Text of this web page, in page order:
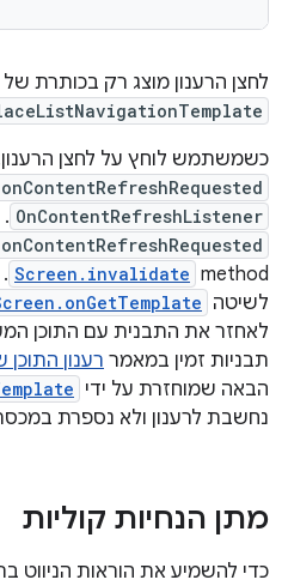
לחצן הרענון מוצג רק בכותרת
כשמשתמש לוחץ על לחצן
onContentRefreshRequested
OnContentRefreshListener
onContentRefreshRequested
method‏
Screen.invalidate
לשיטה
לאחזר את התבנית עם התוכן
תבניות זמין במאמר רענון
הבאה שמוחזרת על ידי
נחשבת לרענון ולא נספרת
מתן הנחיות קוליות
כדי להשמיע את הוראות הניווט